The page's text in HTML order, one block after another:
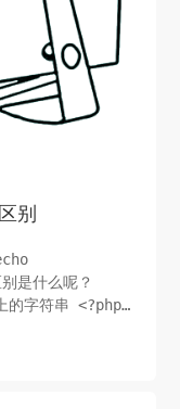
别
是什么呢？
串 <?php